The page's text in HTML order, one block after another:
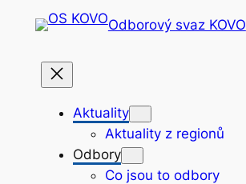
Přeskočit
obsah
Odborový svaz KOVO
Aktuality
Aktuality z regionů
Odbory
Co jsou to odbory